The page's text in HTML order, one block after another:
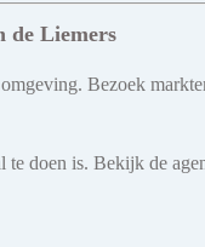
de Liemers
Bezoek
doen is. Bekijk de